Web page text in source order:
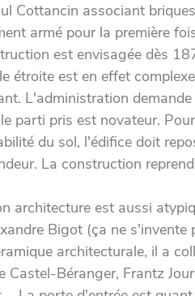
Cottancin associant
armé pour la première
est envisagée dès
étroite est en effet
L'administration
parti pris est novateur.
du sol, l'édifice doit
La construction
architecture est aussi
Bigot (ça ne s'invente
architecturale, il a
Castel-Béranger, Frantz